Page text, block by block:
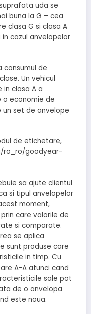
uda se
buna la G – cea
clasa G si clasa A
cazul anvelopelor
consumul de
Un vehicul
clasa A a
o economie de
un set de anvelope
de etichetare,
ro_ro/goodyear-
sa ajute clientul
si tipul anvelopelor
moment,
care valorile de
si comparate.
se aplica
sunt produse care
in timp. Cu
A-A atunci cand
sale pot
de o anvelopa
este noua.